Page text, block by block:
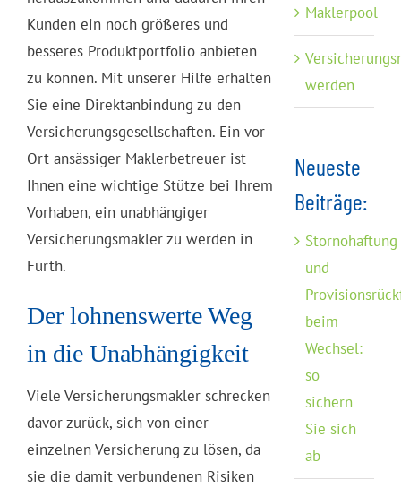
Kunden ein noch größeres und
besseres Produktportfolio anbieten
zu können. Mit unserer Hilfe erhalten
Sie eine Direktanbindung zu den
Versicherungsgesellschaften. Ein vor
Ort ansässiger Maklerbetreuer ist
Ihnen eine wichtige Stütze bei Ihrem
Vorhaben, ein unabhängiger
Versicherungsmakler zu werden in
Fürth.
Der lohnenswerte Weg
in die Unabhängigkeit
Viele Versicherungsmakler schrecken
davor zurück, sich von einer
einzelnen Versicherung zu lösen, da
sie die damit verbundenen Risiken
Maklerpool
werden
Neueste
Beiträge:
Stornohaftung
und
beim
Wechsel:
so
sichern
Sie sich
ab